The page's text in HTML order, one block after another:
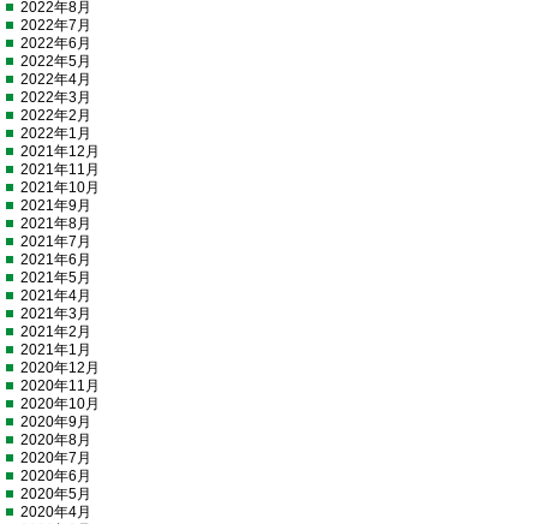
2022年8月
2022年7月
2022年6月
2022年5月
2022年4月
2022年3月
2022年2月
2022年1月
2021年12月
2021年11月
2021年10月
2021年9月
2021年8月
2021年7月
2021年6月
2021年5月
2021年4月
2021年3月
2021年2月
2021年1月
2020年12月
2020年11月
2020年10月
2020年9月
2020年8月
2020年7月
2020年6月
2020年5月
2020年4月